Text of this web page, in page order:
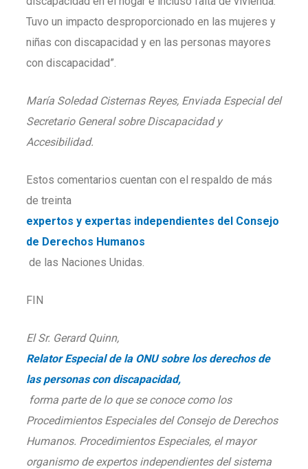
Tuvo un impacto desproporcionado en las mujeres y
niñas con discapacidad y en las personas mayores
con discapacidad”.
María Soledad Cisternas Reyes, Enviada Especial del
Secretario General sobre Discapacidad y
Accesibilidad.
Estos comentarios cuentan con el respaldo de más
de treinta
expertos y expertas independientes del Consejo
de Derechos Humanos
de las Naciones Unidas.
FIN
El Sr. Gerard Quinn,
Relator Especial de la ONU sobre los derechos de
las personas con discapacidad,
forma parte de lo que se conoce como los
Procedimientos Especiales del Consejo de Derechos
Humanos. Procedimientos Especiales, el mayor
organismo de expertos independientes del sistema